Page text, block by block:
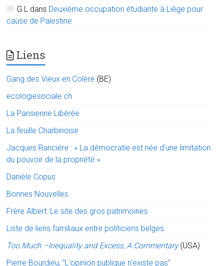
G L dans Deuxième occupation étudiante à Liège pour
cause de Palestine
Liens
Gang des Vieux en Colère (BE)
ecologiesociale.ch
La Parisienne Libérée
La feuille Charbinoise
Jacques Rancière : « La démocratie est née d’une limitation
du pouvoir de la propriété »
Danièle Copus
Bonnes Nouvelles
Frère Albert: Le site des gros patrimoines
Liste de liens familiaux entre politiciens belges
Too Much –Inequality and Excess, A Commentary (USA)
Pierre Bourdieu, "L'opinion publique n'existe pas"